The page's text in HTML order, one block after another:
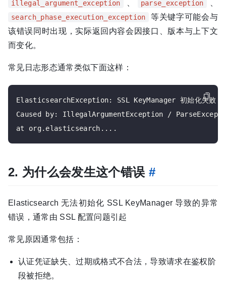
illegal_argument_exception 、 parse_exception 、
search_phase_execution_exception
等关键字可能会与
该错误同时出现，实际返回内容会因接口、版本与上下文
而变化。
常见日志形态通常类似下面这样：
ElasticsearchException: SSL KeyManager 初始化失败
Caused by: IllegalArgumentException /
2. 为什么会发生这个错误 #
Elasticsearch 无法初始化 SSL KeyManager 导致的异常
错误，通常由 SSL 配置问题引起
常见原因通常包括：
认证凭证缺失、过期或格式不合法，导致请求在鉴权阶
段被拒绝。